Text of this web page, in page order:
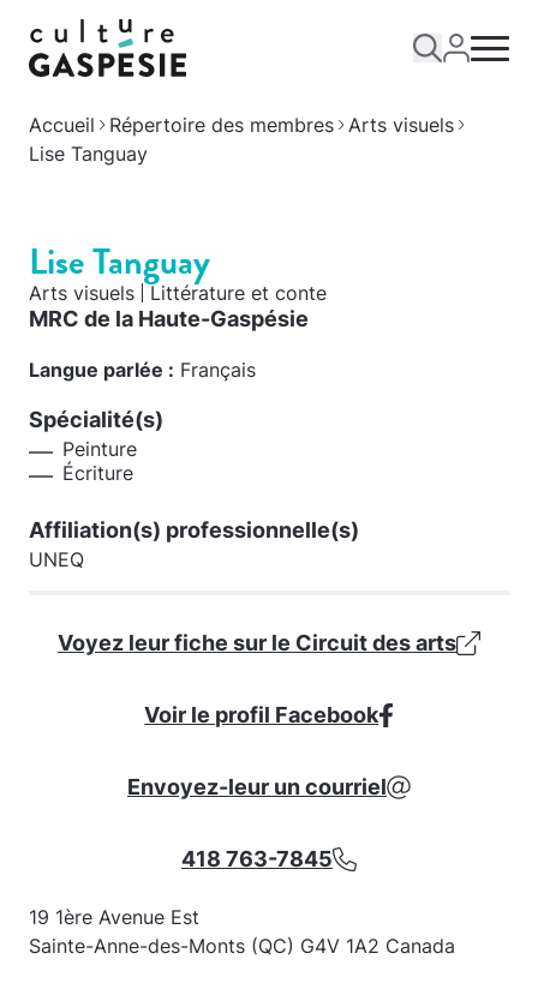
Accueil Répertoire des membres Arts visuels
Lise Tanguay
Lise Tanguay
Arts visuels Littérature et conte
MRC de la Haute-Gaspésie
Langue parlée : Français
Spécialité(s)
Peinture
Écriture
Affiliation(s) professionnelle(s)
UNEQ
Voyez leur fiche sur le Circuit des arts
Voir le profil Facebook
Envoyez-leur un courriel
418 763-7845
19 1ère Avenue Est
Sainte-Anne-des-Monts (QC) G4V 1A2 Canada